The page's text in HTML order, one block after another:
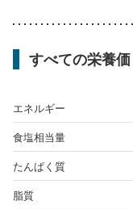
すべての栄養価
エネルギー
食塩相当量
たんぱく質
脂質